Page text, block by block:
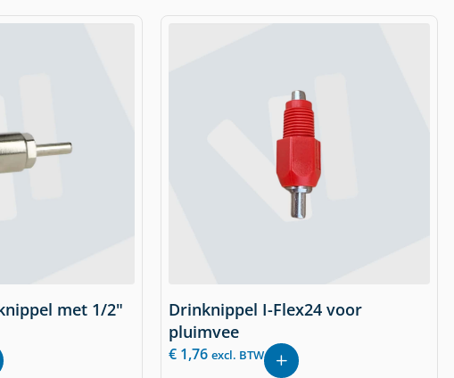
met 1/2"
Drinknippel I-Flex24 voor
pluimvee
€ 1,76 excl. BTW